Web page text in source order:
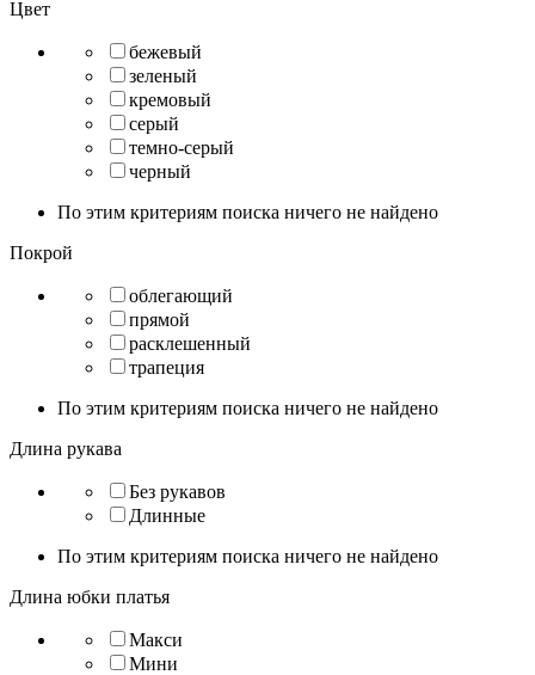
Цвет
бежевый
зеленый
кремовый
серый
темно-серый
черный
По этим критериям поиска ничего не найдено
Покрой
облегающий
прямой
расклешенный
трапеция
По этим критериям поиска ничего не найдено
Длина рукава
Без рукавов
Длинные
По этим критериям поиска ничего не найдено
Длина юбки платья
Макси
Мини